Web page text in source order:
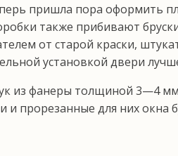
пришла пора оформить
также прибивают
от старой краски,
установкой двери
из фанеры толщиной 3—4
прорезанные для них окна